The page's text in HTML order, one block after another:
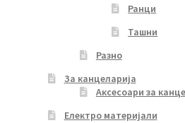
Ранци
Ташни
Разно
За канцеларија
Аксесоари за
Електро материјали